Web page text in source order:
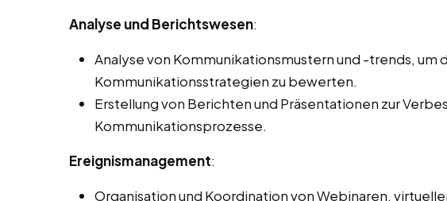
Analyse und Berichtswesen:
Analyse von Kommunikationsmustern und -trends,
Kommunikationsstrategien zu bewerten.
Erstellung von Berichten und Präsentationen zur
Kommunikationsprozesse.
Ereignismanagement:
Organisation und Koordination von Webinaren,